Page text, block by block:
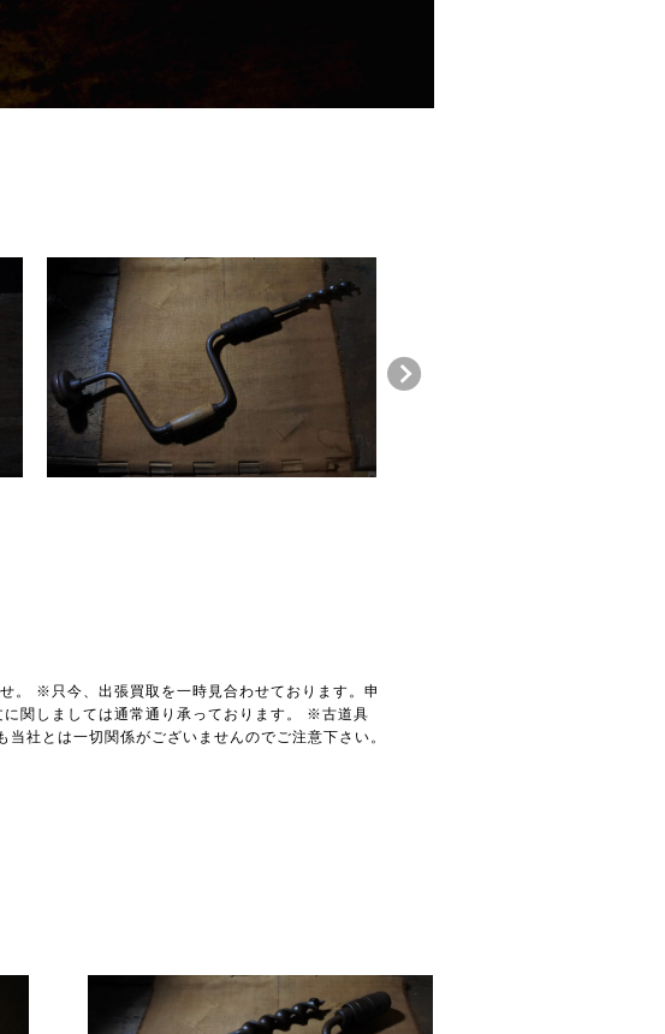
。 ※只今、出張買取を一時見合わせております。申
関しましては通常通り承っております。 ※古道具
社とは一切関係がございませんのでご注意下さい。